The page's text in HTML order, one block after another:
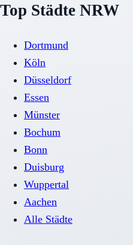
Top Städte NRW
Dortmund
Köln
Düsseldorf
Essen
Münster
Bochum
Bonn
Duisburg
Wuppertal
Aachen
Alle Städte